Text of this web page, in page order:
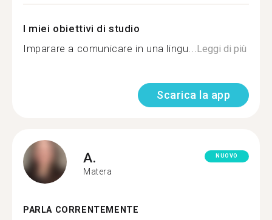
I miei obiettivi di studio
Imparare a comunicare in una lingu...Leggi di più
Scarica la app
A.
Matera
NUOVO
PARLA CORRENTEMENTE